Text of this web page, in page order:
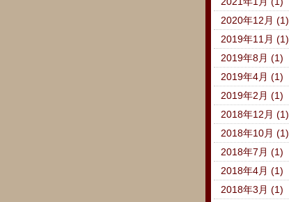
2020年12月 (1)
2019年11月 (1)
2019年8月 (1)
2019年4月 (1)
2019年2月 (1)
2018年12月 (1)
2018年10月 (1)
2018年7月 (1)
2018年4月 (1)
2018年3月 (1)